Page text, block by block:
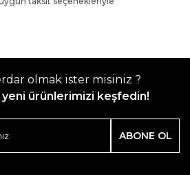
olmak ister misiniz ?
yeni ürünlerimizi keşfedin!
ABONE OL